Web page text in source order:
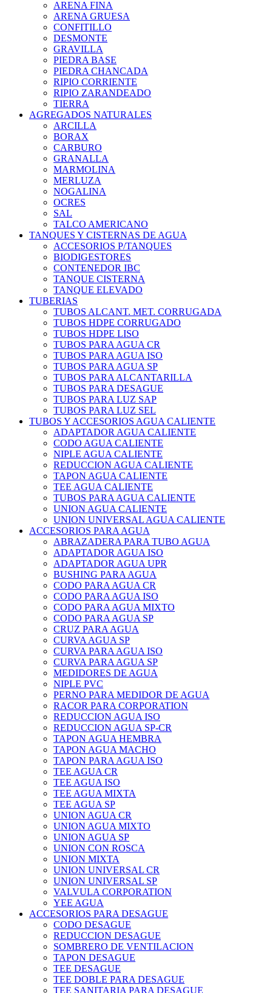
ARENA FINA
ARENA GRUESA
CONFITILLO
DESMONTE
GRAVILLA
PIEDRA BASE
PIEDRA CHANCADA
RIPIO CORRIENTE
RIPIO ZARANDEADO
TIERRA
AGREGADOS NATURALES
ARCILLA
BORAX
CARBURO
GRANALLA
MARMOLINA
MERLUZA
NOGALINA
OCRES
SAL
TALCO AMERICANO
TANQUES Y CISTERNAS DE AGUA
ACCESORIOS P/TANQUES
BIODIGESTORES
CONTENEDOR IBC
TANQUE CISTERNA
TANQUE ELEVADO
TUBERIAS
TUBOS ALCANT. MET. CORRUGADA
TUBOS HDPE CORRUGADO
TUBOS HDPE LISO
TUBOS PARA AGUA CR
TUBOS PARA AGUA ISO
TUBOS PARA AGUA SP
TUBOS PARA ALCANTARILLA
TUBOS PARA DESAGUE
TUBOS PARA LUZ SAP
TUBOS PARA LUZ SEL
TUBOS Y ACCESORIOS AGUA CALIENTE
ADAPTADOR AGUA CALIENTE
CODO AGUA CALIENTE
NIPLE AGUA CALIENTE
REDUCCION AGUA CALIENTE
TAPON AGUA CALIENTE
TEE AGUA CALIENTE
TUBOS PARA AGUA CALIENTE
UNION AGUA CALIENTE
UNION UNIVERSAL AGUA CALIENTE
ACCESORIOS PARA AGUA
ABRAZADERA PARA TUBO AGUA
ADAPTADOR AGUA ISO
ADAPTADOR AGUA UPR
BUSHING PARA AGUA
CODO PARA AGUA CR
CODO PARA AGUA ISO
CODO PARA AGUA MIXTO
CODO PARA AGUA SP
CRUZ PARA AGUA
CURVA AGUA SP
CURVA PARA AGUA ISO
CURVA PARA AGUA SP
MEDIDORES DE AGUA
NIPLE PVC
PERNO PARA MEDIDOR DE AGUA
RACOR PARA CORPORATION
REDUCCION AGUA ISO
REDUCCION AGUA SP-CR
TAPON AGUA HEMBRA
TAPON AGUA MACHO
TAPON PARA AGUA ISO
TEE AGUA CR
TEE AGUA ISO
TEE AGUA MIXTA
TEE AGUA SP
UNION AGUA CR
UNION AGUA MIXTO
UNION AGUA SP
UNION CON ROSCA
UNION MIXTA
UNION UNIVERSAL CR
UNION UNIVERSAL SP
VALVULA CORPORATION
YEE AGUA
ACCESORIOS PARA DESAGUE
CODO DESAGUE
REDUCCION DESAGUE
SOMBRERO DE VENTILACION
TAPON DESAGUE
TEE DESAGUE
TEE DOBLE PARA DESAGUE
TEE SANITARIA PARA DESAGUE